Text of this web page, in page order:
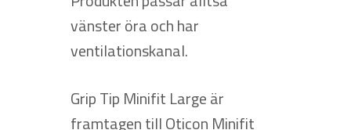
vänster öra och har
ventilationskanal.
Grip Tip Minifit Large är
framtagen till Oticon Minifit